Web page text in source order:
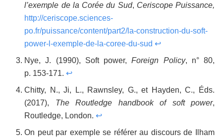
l’exemple de la Corée du Sud, Ceriscope Puissance,
http://ceriscope.sciences-
po.fr/puissance/content/part2/la-construction-du-soft-
power-l-exemple-de-la-coree-du-sud ↩
Nye, J. (1990), Soft power,Foreign Policy, n° 80,
p. 153-171. ↩
Chitty, N., Ji, L., Rawnsley, G., et Hayden, C., Éds.
(2017), The Routledge handbook of soft power,
Routledge, London. ↩
On peut par exemple se référer au discours de Ilham